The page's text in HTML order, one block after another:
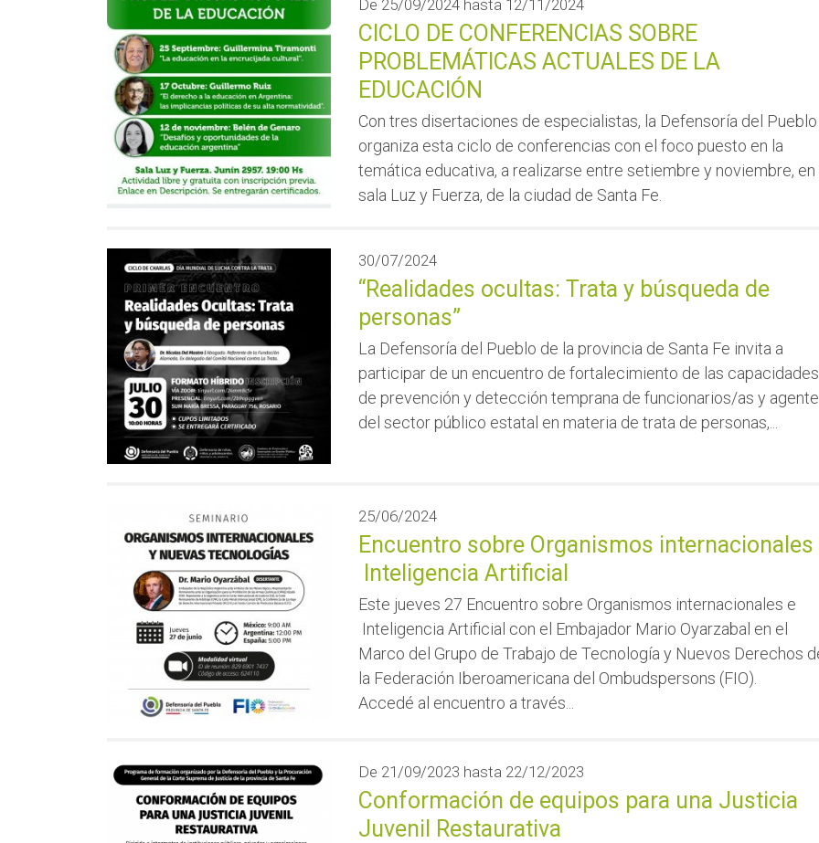
De 25/09/2024hasta 12/11/2024
CICLO DE CONFERENCIAS SOBRE
PROBLEMÁTICAS ACTUALES DE LA
EDUCACIÓN
Con tres disertaciones de especialistas, la Defensoría del Pueblo
organiza esta ciclo de conferencias con el foco puesto en la
temática educativa, a realizarse entre setiembre y noviembre, en
sala Luz y Fuerza, de la ciudad de Santa Fe.
30/07/2024
“Realidades ocultas: Trata y búsqueda de
personas”
La Defensoría del Pueblo de la provincia de Santa Fe invita a
participar de un encuentro de fortalecimiento de las capacidades
de prevención y detección temprana de funcionarios/as y
del sector público estatal en materia de trata de personas,...
25/06/2024
Encuentro sobre Organismos internacionales
Inteligencia Artificial
Este jueves 27 Encuentro sobre Organismos internacionales e
Inteligencia Artificial con el Embajador Mario Oyarzabal en el
Marco del Grupo de Trabajo de Tecnología y Nuevos Derechos
la Federación Iberoamericana del Ombudspersons (FIO).
Accedé al encuentro a través...
De 21/09/2023 hasta 22/12/2023
Conformación de equipos para una Justicia
Juvenil Restaurativa